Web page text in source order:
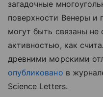
загадочные
поверхности Венеры и
могут быть связаны не
активностью, как
древними морскими
опубликовано в
Science Letters.